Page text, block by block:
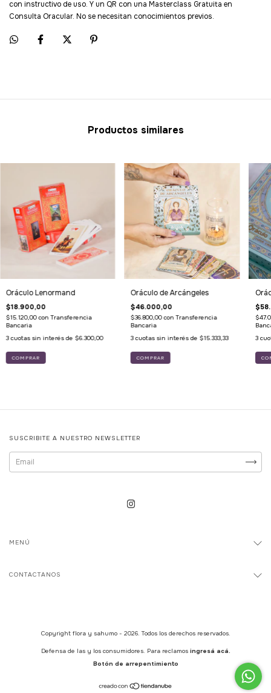
con instructivo de uso. Y un QR con una Masterclass Gratuita en
Consulta Oracular. No se necesitan conocimientos previos.
Productos similares
Oráculo Lenormand
$18.900,00
$15.120,00con Transferencia
Bancaria
3 cuotas sin interés de $6.300,00
Oráculo de Arcángeles
$46.000,00
$36.800,00con Transferencia
Bancaria
3 cuotas sin interés de $15.333,33
3
SUSCRIBITE A NUESTRO NEWSLETTER
MENÚ
CONTACTANOS
Copyright flora y sahumo - 2026. Todos los derechos reservados.
Defensa de las y los consumidores. Para reclamos ingresá acá.
Botón de arrepentimiento